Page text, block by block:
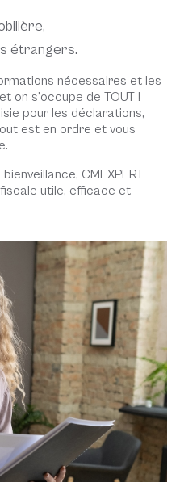
étrangers.
nécessaires et les
on s’occupe de TOUT !
pour les déclarations,
est en ordre et vous
CMEXPERT
utile, efficace et